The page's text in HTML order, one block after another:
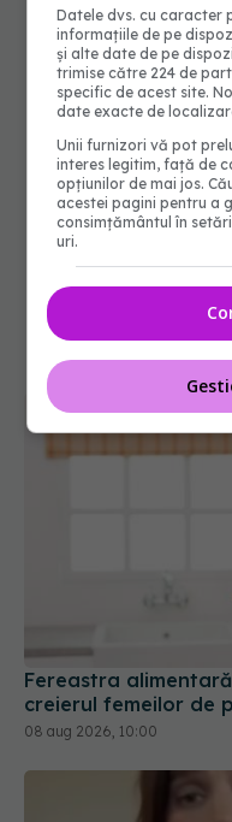
Fereastra
creierul femeilor de
08 aug 2026, 10:00
Datele dvs. cu caracter
informațiile de pe
și alte date de pe
trimise către 224 de
specific de acest site.
date exacte de
Unii furnizori vă pot
interes legitim, față de
opțiunilor de mai jos.
acestei pagini pentru a
consimțământul în
uri.